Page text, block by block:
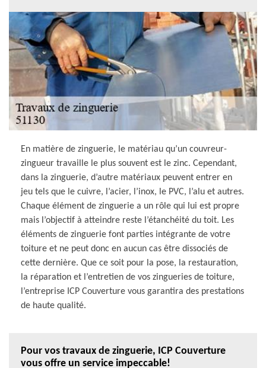
En matière de zinguerie, le matériau qu’un couvreur-
zingueur travaille le plus souvent est le zinc. Cependant,
dans la zinguerie, d’autre matériaux peuvent entrer en
jeu tels que le cuivre, l’acier, l’inox, le PVC, l’alu et autres.
Chaque élément de zinguerie a un rôle qui lui est propre
mais l’objectif à atteindre reste l’étanchéité du toit. Les
éléments de zinguerie font parties intégrante de votre
toiture et ne peut donc en aucun cas être dissociés de
cette dernière. Que ce soit pour la pose, la restauration,
la réparation et l’entretien de vos zingueries de toiture,
l’entreprise ICP Couverture vous garantira des prestations
de haute qualité.
Pour vos travaux de zinguerie, ICP Couverture
vous offre un service impeccable!